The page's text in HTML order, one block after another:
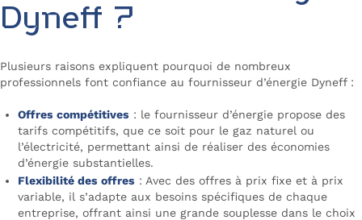
Dyneff ?
Plusieurs raisons expliquent pourquoi de nombreux
professionnels font confiance au fournisseur d’énergie Dyneff :
Offres compétitives : le fournisseur d’énergie propose des
tarifs compétitifs, que ce soit pour le gaz naturel ou
l’électricité, permettant ainsi de réaliser des économies
d’énergie substantielles.
Flexibilité des offres : Avec des offres à prix fixe et à prix
variable, il s’adapte aux besoins spécifiques de chaque
entreprise, offrant ainsi une grande souplesse dans le choix